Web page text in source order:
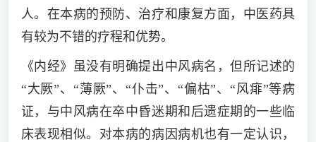
人。在本病的预防、治疗和康复方面，中医药具
有较为不错的疗程和优势。
《内经》虽没有明确提出中风病名，但所记述的
“大厥”、“薄厥”、“仆击”、“偏枯”、“风痱”等病
证，与中风病在卒中昏迷期和后遗症期的一些临
床表现相似。对本病的病因病机也有一定认识，